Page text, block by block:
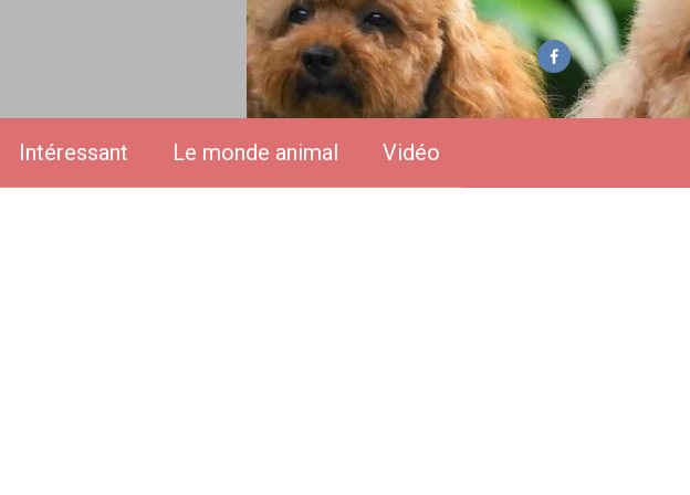
Intéressant Le monde animal Vidéo